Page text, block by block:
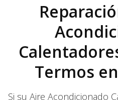
Termos
Si su Aire Acondicionado